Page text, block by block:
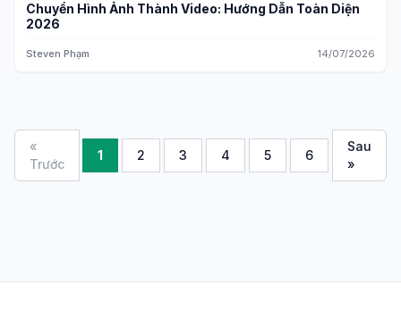
Chuyển Hình Ảnh Thành Video: Hướng Dẫn Toàn Diện
2026
Steven Phạm 14/07/2026
«
Trước
1 2 3 4 5 6
Sau
»